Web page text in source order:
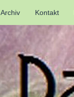
Archiv Kontakt